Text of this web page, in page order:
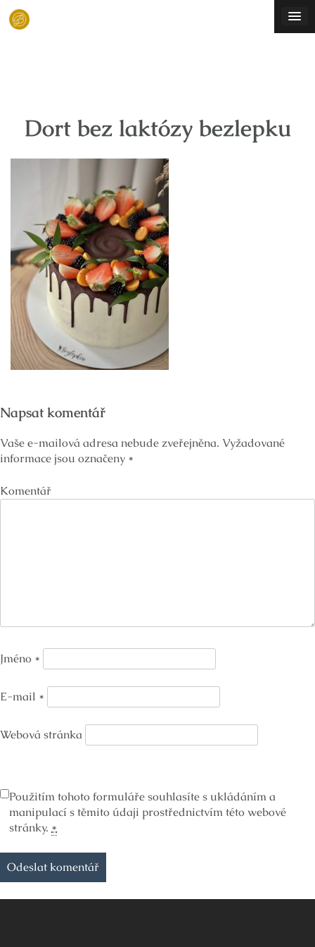
Skip
Dort bez laktózy bezlepku
Napsat komentář
Vaše e-mailová adresa nebude zveřejněna. Vyžadované
informace jsou označeny *
Komentář
Jméno *
E-mail *
Webová stránka
Použitím tohoto formuláře souhlasíte s ukládáním a
manipulací s těmito údaji prostřednictvím této webové
stránky. *